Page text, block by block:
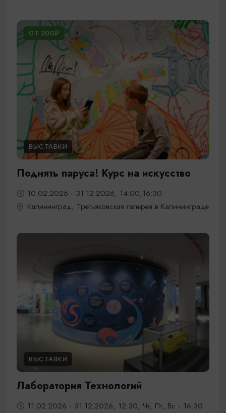
ОТ 200₽
ВЫСТАВКИ
Поднять паруса! Курс на искусство
10.02.2026 - 31.12.2026, 14:00,16:30
Калининград, Третьяковская галерея в Калининграде
ВЫСТАВКИ
Лаборатория Технологий
11.02.2026 - 31.12.2026, 12:30, Чт, Пт, Вс - 16:30